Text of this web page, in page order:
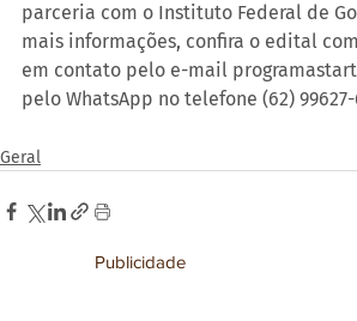
parceria com o Instituto Federal de
mais informações, confira o edital
em contato pelo e-mail
pelo WhatsApp no telefone (62) 99627-
Geral
Publicidade